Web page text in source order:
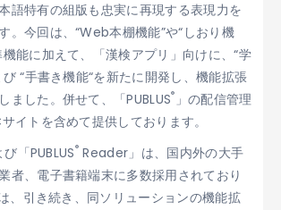
語特有の組版も忠実に再現する表現力を
。今回は、“Web本棚機能”や“しおり機
能に加えて、「漢検アプリ」向けに、“学
“手書き機能“を新たに開発し、機能拡張
ました。併せて、「PUBLUS® 」の配信管理
イトを含めて提供しております。
び「PUBLUS® Reader」は、国内外の大手
者、電子書籍端末に多数採用されており
、引き続き、同ソリューションの機能拡